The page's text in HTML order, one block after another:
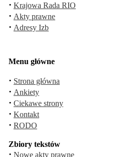
· Krajowa Rada RIO
· Akty prawne
· Adresy Izb
Menu główne
· Strona główna
· Ankiety
· Ciekawe strony
· Kontakt
· RODO
Zbiory tekstów
· Nowe akty prawne